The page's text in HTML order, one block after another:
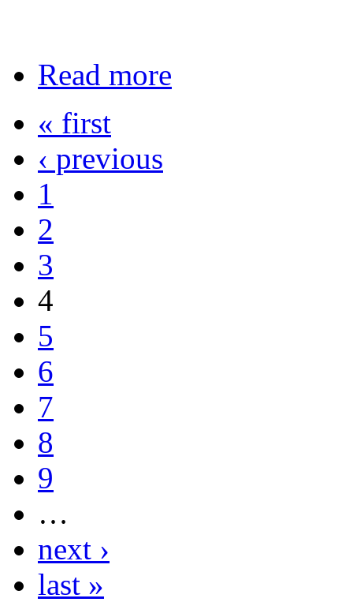
Read more
« first
‹ previous
1
2
3
4
5
6
7
8
9
…
next ›
last »